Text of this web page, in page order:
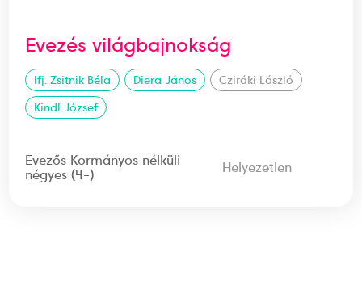
Evezés világbajnokság
Ifj. Zsitnik Béla Diera János
Cziráki László
Kindl József
Evezős Kormányos nélküli
négyes (4-)
Helyezetlen